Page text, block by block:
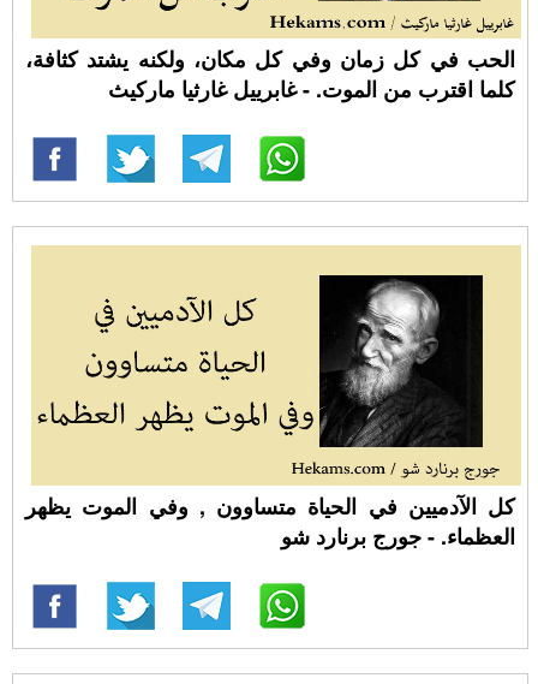
الحب في كل زمان وفي كل مكان، ولكنه يشتد كثافة،
كلما اقترب من الموت. - غابرييل غارثيا ماركيث
كل الآدميين في الحياة متساوون , وفي الموت يظهر
العظماء. - جورج برنارد شو